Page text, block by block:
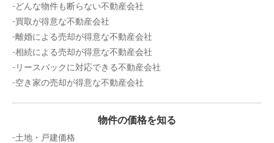
どんな物件も断らない不動産会社
買取が得意な不動産会社
離婚による売却が得意な不動産会社
相続による売却が得意な不動産会社
リースバックに対応できる不動産会社
空き家の売却が得意な不動産会社
物件の価格を知る
土地・戸建価格